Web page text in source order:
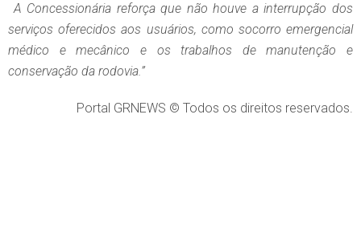
A Concessionária reforça que não houve a interrupção dos
serviços oferecidos aos usuários, como socorro emergencial
médico e mecânico e os trabalhos de manutenção e
conservação da rodovia.”
Portal GRNEWS © Todos os direitos reservados.